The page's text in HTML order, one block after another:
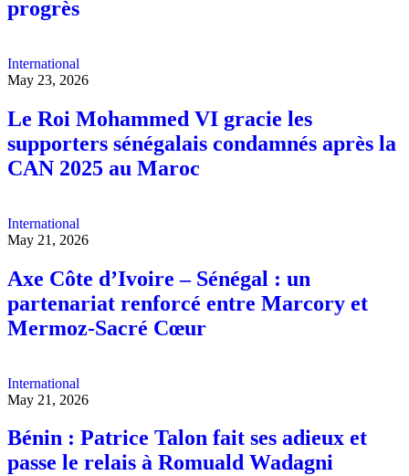
progrès
International
May 23, 2026
Le Roi Mohammed VI gracie les
supporters sénégalais condamnés après la
CAN 2025 au Maroc
International
May 21, 2026
Axe Côte d’Ivoire – Sénégal : un
partenariat renforcé entre Marcory et
Mermoz-Sacré Cœur
International
May 21, 2026
Bénin : Patrice Talon fait ses adieux et
passe le relais à Romuald Wadagni